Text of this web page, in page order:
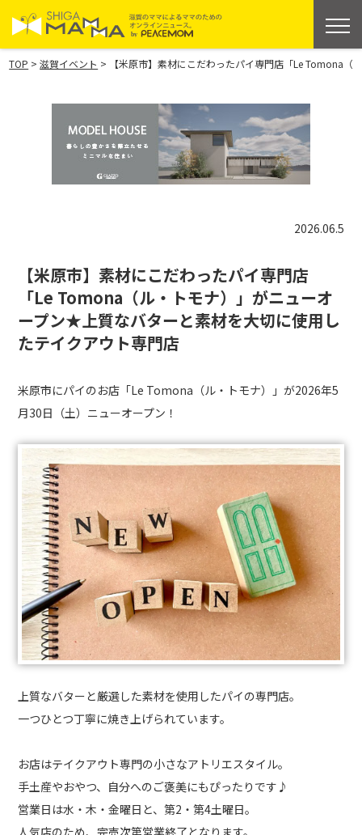
TOP >滋賀イベント > 【米原市】素材にこだわったパイ専門店「Le Tomona
2026.06.5
【米原市】素材にこだわったパイ専門店
「Le Tomona（ル・トモナ）」がニューオ
ープン★上質なバターと素材を大切に使用し
たテイクアウト専門店
米原市にパイのお店「Le Tomona（ル・トモナ）」が2026年5
月30日（土）ニューオープン！
上質なバターと厳選した素材を使用したパイの専門店。
一つひとつ丁寧に焼き上げられています。
お店はテイクアウト専門の小さなアトリエスタイル。
手土産やおやつ、自分へのご褒美にもぴったりです♪
営業日は水・木・金曜日と、第2・第4土曜日。